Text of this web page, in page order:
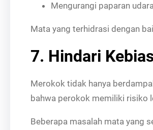
Mengurangi paparan
Mata yang terhidrasi dengan
7. Hindari
Merokok tidak hanya
bahwa perokok memiliki risiko
Beberapa masalah mata yang